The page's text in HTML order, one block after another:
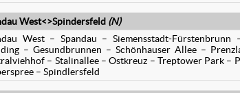
West<>Spindersfeld (N)
West – Spandau – Siemensstadt-
– Gesundbrunnen – Schönhauser Allee –
– Stalinallee – Ostkreuz – Treptower Park –
– Spindlersfeld